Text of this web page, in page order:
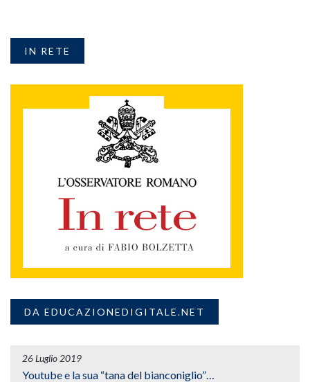
IN RETE
DA EDUCAZIONEDIGITALE.NET
26 Luglio 2019
Youtube e la sua “tana del bianconiglio”…